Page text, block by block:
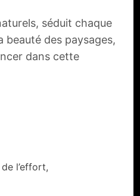
séduit chaque
beauté des paysages,
dans cette
l’effort,